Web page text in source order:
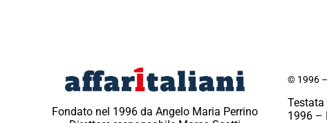
Fondato nel 1996 da Angelo Maria Perrino
© 1996
Testata
1996 –